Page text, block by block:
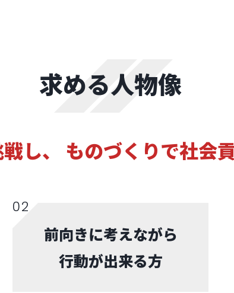
求める人物像
し、 ものづくりで社会
前向きに考えながら
行動が出来る方